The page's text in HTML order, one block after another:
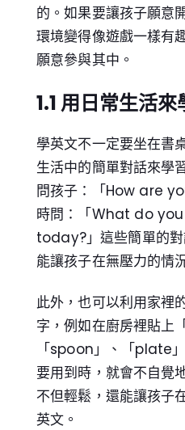
的。如果要讓孩子願意
環境變得像遊戲一樣有
願意參與其中。
1.1 用日常生活
學英文不一定要坐在書
生活中的簡單對話來學
問孩子：「How are
時問：「What do
today?」這些簡單的
能讓孩子在無壓力的情
此外，也可以利用家裡
字，例如在廚房裡貼上
「spoon」、「plate
要用到時，就會不自覺
不但輕鬆，還能讓孩子
英文。